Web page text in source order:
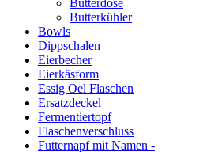
Butterdose
Butterkühler
Bowls
Dippschalen
Eierbecher
Eierkäsform
Essig Oel Flaschen
Ersatzdeckel
Fermentiertopf
Flaschenverschluss
Futternapf mit Namen -